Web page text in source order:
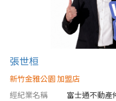
張世桓
新竹金雅公園 加盟店
經紀業名稱
富士通不動產